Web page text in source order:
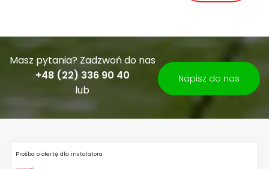
Masz pytania? Zadzwoń do nas
+48 (22) 336 90 40
lub
Napisz do nas
Prośba o ofertę dla instalatora